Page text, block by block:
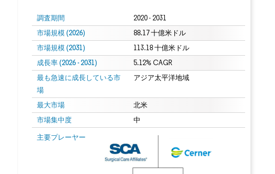
調査期間 2020 - 2031
市場規模 (2026) 88.17 十億米ドル
市場規模 (2031) 113.18 十億米ドル
成長率 (2026 - 2031) 5.12% CAGR
最も急速に成長している市
場
アジア太平洋地域
最大市場 北米
市場集中度 中
主要プレーヤー
画像 © Mordor Intelligence。再利用にはCC BY 4.0の表示が必要です。
はCC BY 4.0の表示が必要です。